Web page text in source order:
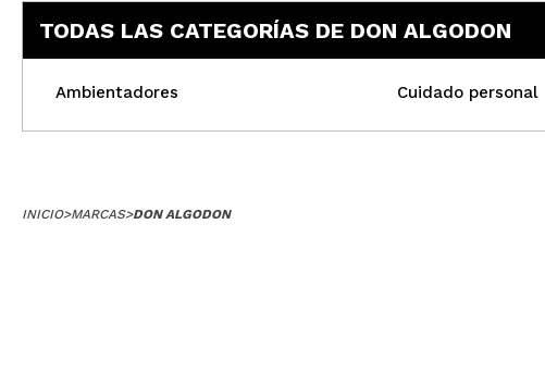
TODAS LAS CATEGORÍAS DE DON ALGODON
Ambientadores Cuidado personal
INICIO>MARCAS>DON ALGODON